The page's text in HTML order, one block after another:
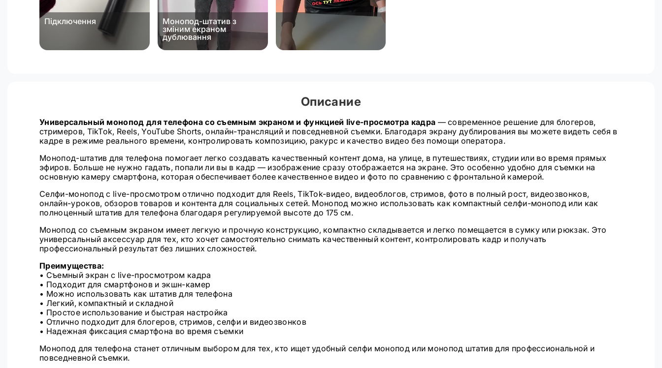
Підключення
Монопод-штатив з
зміним екраном
дублювання
Описание
Универсальный монопод для телефона со съемным экраном и функцией live-просмотра кадра — современное решение для блогеров,
стримеров, TikTok, Reels, YouTube Shorts, онлайн-трансляций и повседневной съемки. Благодаря экрану дублирования вы можете видеть себя в
кадре в режиме реального времени, контролировать композицию, ракурс и качество видео без помощи оператора.
Монопод-штатив для телефона помогает легко создавать качественный контент дома, на улице, в путешествиях, студии или во время прямых
эфиров. Больше не нужно гадать, попали ли вы в кадр — изображение сразу отображается на экране. Это особенно удобно для съемки на
основную камеру смартфона, которая обеспечивает более качественное видео и фото по сравнению с фронтальной камерой.
Селфи-монопод с live-просмотром отлично подходит для Reels, TikTok-видео, видеоблогов, стримов, фото в полный рост, видеозвонков,
онлайн-уроков, обзоров товаров и контента для социальных сетей. Монопод можно использовать как компактный селфи-монопод или как
полноценный штатив для телефона благодаря регулируемой высоте до 175 см.
Монопод со съемным экраном имеет легкую и прочную конструкцию, компактно складывается и легко помещается в сумку или рюкзак. Это
универсальный аксессуар для тех, кто хочет самостоятельно снимать качественный контент, контролировать кадр и получать
профессиональный результат без лишних сложностей.
Преимущества:
• Съемный экран с live-просмотром кадра
• Подходит для смартфонов и экшн-камер
• Можно использовать как штатив для телефона
• Легкий, компактный и складной
• Простое использование и быстрая настройка
• Отлично подходит для блогеров, стримов, селфи и видеозвонков
• Надежная фиксация смартфона во время съемки
Монопод для телефона станет отличным выбором для тех, кто ищет удобный селфи монопод или монопод штатив для профессиональной и
повседневной съемки.